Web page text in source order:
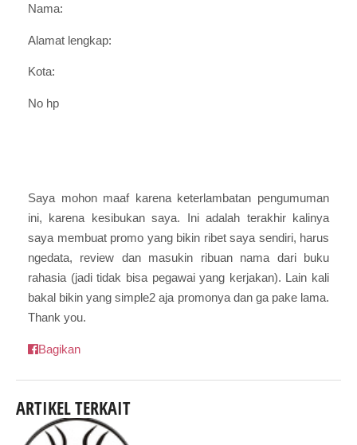
Nama:
Alamat lengkap:
Kota:
No hp
Saya mohon maaf karena keterlambatan pengumuman
ini, karena kesibukan saya. Ini adalah terakhir kalinya
saya membuat promo yang bikin ribet saya sendiri, harus
ngedata, review dan masukin ribuan nama dari buku
rahasia (jadi tidak bisa pegawai yang kerjakan). Lain kali
bakal bikin yang simple2 aja promonya dan ga pake lama.
Thank you.
Bagikan
ARTIKEL TERKAIT